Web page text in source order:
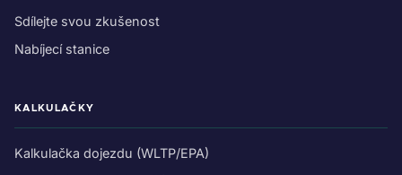
Sdílejte svou zkušenost
Nabíjecí stanice
KALKULAČKY
Kalkulačka dojezdu (WLTP/EPA)